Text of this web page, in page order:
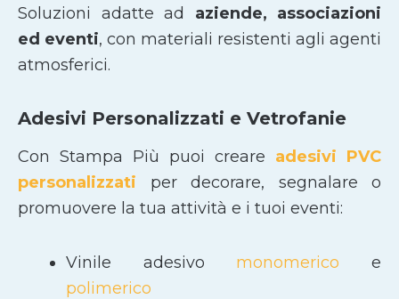
Soluzioni adatte ad aziende, associazioni
ed eventi, con materiali resistenti agli agenti
atmosferici.
Adesivi Personalizzati e Vetrofanie
Con Stampa Più puoi creare adesivi PVC
personalizzati per decorare, segnalare o
promuovere la tua attività e i tuoi eventi:
Vinile adesivo monomerico e
polimerico